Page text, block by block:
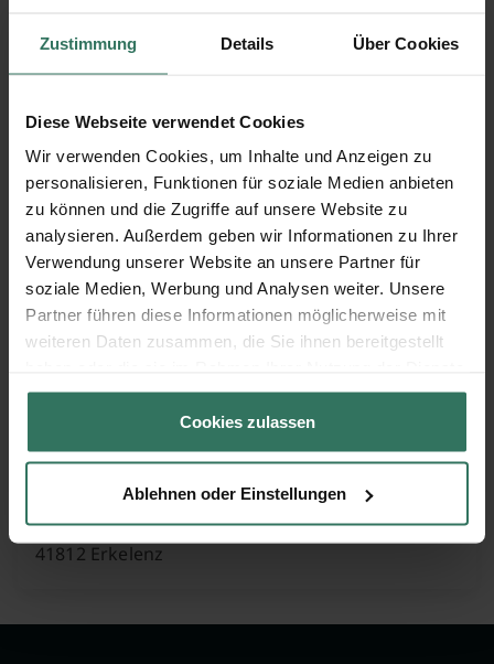
Zustimmung Details Über Cookies
Diese Webseite verwendet Cookies
Wir verwenden Cookies, um Inhalte und Anzeigen zu
personalisieren, Funktionen für soziale Medien anbieten
zu können und die Zugriffe auf unsere Website zu
analysieren. Außerdem geben wir Informationen zu Ihrer
Verwendung unserer Website an unsere Partner für
soziale Medien, Werbung und Analysen weiter. Unsere
Partner führen diese Informationen möglicherweise mit
weiteren Daten zusammen, die Sie ihnen bereitgestellt
gesammelt haben.
Cookies zulassen
Ablehnen oder Einstellungen
Peter Oeben
Kirchfeld 5
52525 Heinsberg
Werner Hermanns
Ilbertzstr. 39
52525 Heinsberg
Wilfried Steinwartz
Kaulhausener Str. 3
41812 Erkelenz